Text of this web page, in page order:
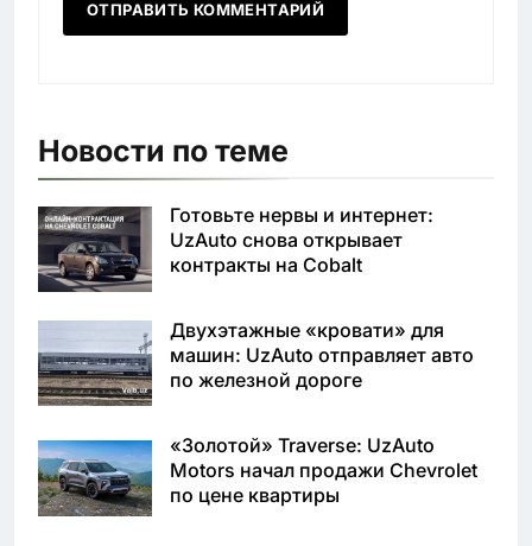
Новости по теме
Готовьте нервы и интернет:
UzAuto снова открывает
контракты на Cobalt
Двухэтажные «кровати» для
машин: UzAuto отправляет авто
по железной дороге
«Золотой» Traverse: UzAuto
Motors начал продажи Chevrolet
по цене квартиры